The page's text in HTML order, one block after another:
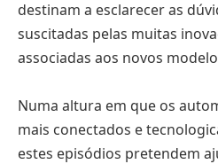
destinam a esclarecer as
suscitadas pelas muitas
associadas aos novos
Numa altura em que os
mais conectados e
estes episódios pretendem